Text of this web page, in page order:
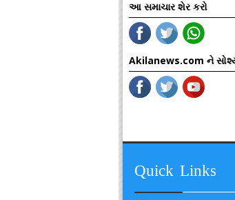
આ સમાચાર શેર કરો
Akilanews.com ને
Quick Links